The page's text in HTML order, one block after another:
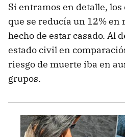
Si entramos en detalle,
que se reducía un 12%
hecho de estar casado. Al
estado civil en
riesgo de muerte iba en
grupos.